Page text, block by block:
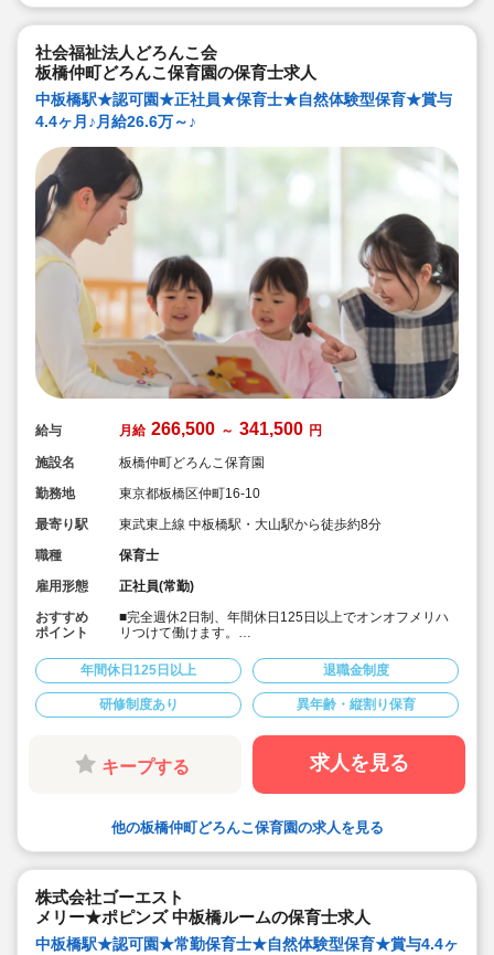
社会福祉法人どろんこ会
板橋仲町どろんこ保育園の保育士求人
中板橋駅★認可園★正社員★保育士★自然体験型保育★賞与
4.4ヶ月♪月給26.6万～♪
給与 月給 266,500 ～ 341,500 円
施設名
板橋仲町どろんこ保育園
勤務地
東京都板橋区仲町16-10
最寄り駅
東武東上線 中板橋駅・大山駅から徒歩約8分
職種
保育士
雇用形態
正社員(常勤)
おすすめ
ポイント
■完全週休2日制、年間休日125日以上でオンオフメリハ
リつけて働けます。
保育園です。男女の性別問わず明るく元気な保育士様ご
活躍されています。
■充実した研修制度があります。経験少ない方も安心して
スタートいただけます。
■残業は少ないです。あった場合もしっかり支給されま
■宿舎借上げ制度も利用可能です。
■入社後は出産などに合わせて産休育休取得や時短制度、
です。
年間休日125日以上 退職金制度
研修制度あり 異年齢・縦割り保育
キープする 求人を見る
他の板橋仲町どろんこ保育園の求人を見る
株式会社ゴーエスト
メリー★ポピンズ 中板橋ルームの保育士求人
中板橋駅★認可園★常勤保育士★自然体験型保育★賞与4.4ヶ